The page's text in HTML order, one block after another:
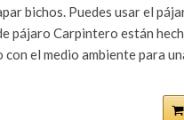
bichos. Puedes usar el
pájaro Carpintero están
el medio ambiente para